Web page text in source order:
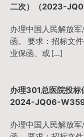
二次）（2023-
办理中国人民解放
函。 要求：招标文
业保函、或 […]
办理301总医院投
2024-JQ06-
办理中国人民解放